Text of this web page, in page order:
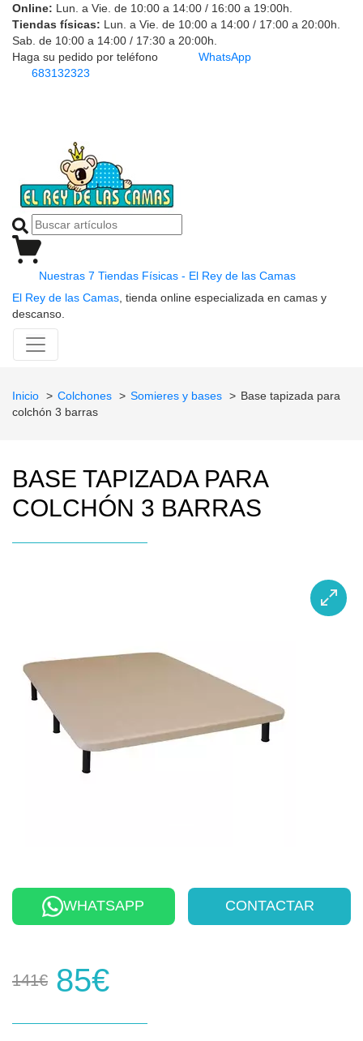
Online: Lun. a Vie. de 10:00 a 14:00 / 16:00 a 19:00h.
Tiendas físicas: Lun. a Vie. de 10:00 a 14:00 / 17:00 a 20:00h.
Sab. de 10:00 a 14:00 / 17:30 a 20:00h.
Haga su pedido por teléfono
683132323
WhatsApp
Nuestras 7 Tiendas Físicas - El Rey de las Camas
El Rey de las Camas , tienda online especializada en camas y
descanso.
Inicio Colchones Somieres y bases
Base tapizada para
colchón 3 barras
BASE TAPIZADA PARA
COLCHÓN 3 BARRAS
WHATSAPP CONTACTAR
141€ 85€